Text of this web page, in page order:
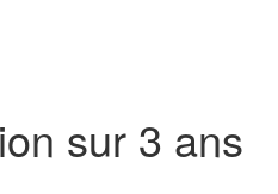
sur 3 ans